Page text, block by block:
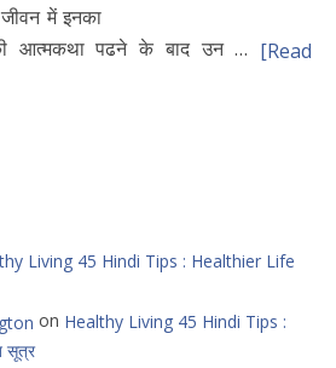
में इनका
आत्मकथा पढने के बाद उन … [Read
Living 45 Hindi Tips : Healthier Life
on Healthy Living 45 Hindi Tips :
सूत्र